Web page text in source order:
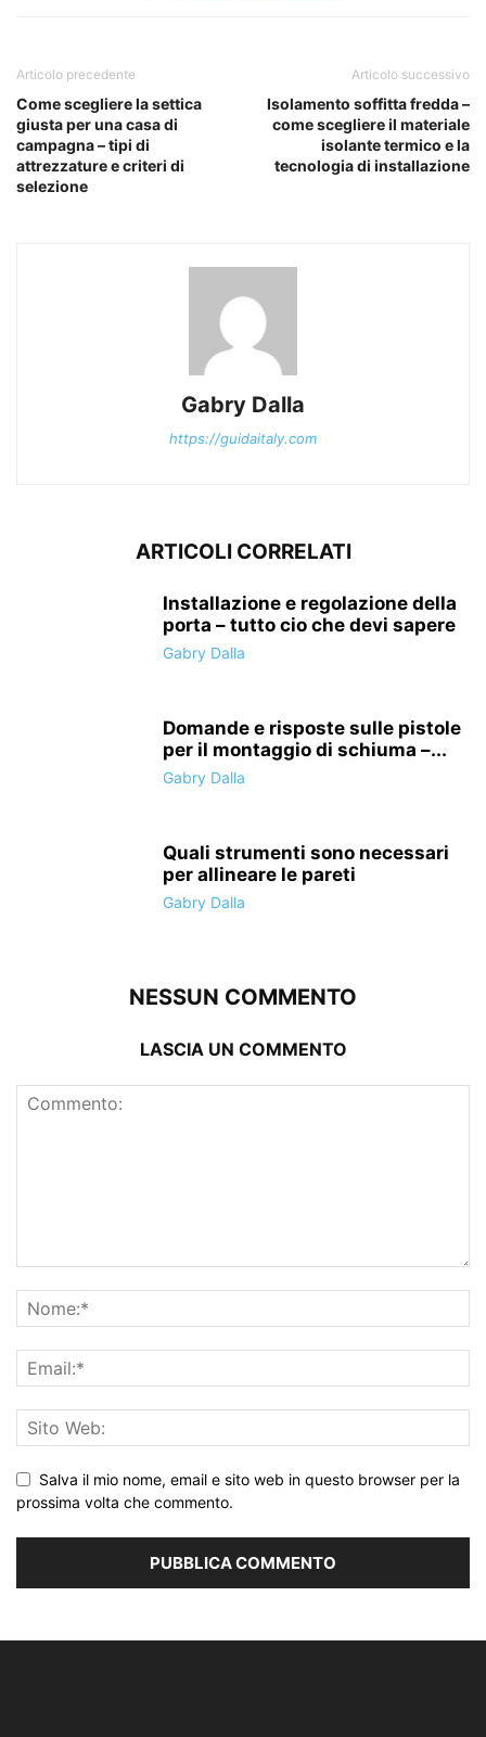
Articolo precedente
Come scegliere la settica
giusta per una casa di
campagna – tipi di
attrezzature e criteri di
selezione
Articolo successivo
Isolamento soffitta fredda –
come scegliere il materiale
isolante termico e la
tecnologia di installazione
Gabry Dalla
https://guidaitaly.com
ARTICOLI CORRELATI
Installazione e regolazione della
porta – tutto cio che devi sapere
Gabry Dalla
Domande e risposte sulle pistole
per il montaggio di schiuma –...
Gabry Dalla
Quali strumenti sono necessari
per allineare le pareti
Gabry Dalla
NESSUN COMMENTO
LASCIA UN COMMENTO
Salva il mio nome, email e sito web in questo browser per la
prossima volta che commento.